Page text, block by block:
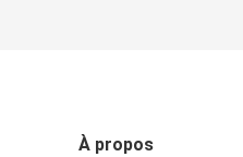
À propos